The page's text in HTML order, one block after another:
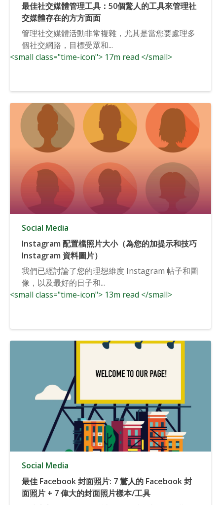
最佳社交媒體管理工具：50個驚人的工具來管理社
交媒體存在的方方面面
管理社交媒體活動非常複雜，尤其是當您要處理多
個社交網路，目標受眾和...
<small class="time-icon"> 17m read </small>
Social Media
Instagram 配置檔照片大小（為您的加提示和技巧
Instagram 資料圖片）
我們已經討論了您的理想維度 Instagram 帖子和圖
像，以及最好的日子和...
<small class="time-icon"> 13m read </small>
Social Media
最佳 Facebook 封面照片: 7 驚人的 Facebook 封
面照片 + 7 偉大的封面照片樣本/工具